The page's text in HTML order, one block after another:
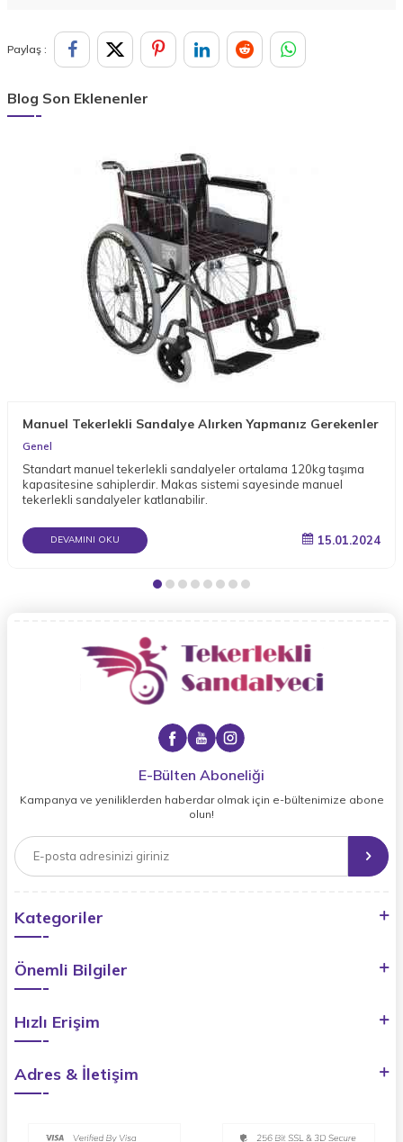
Paylaş :
Blog Son Eklenenler
Manuel Tekerlekli Sandalye Alırken Yapmanız Gerekenler
Genel
Standart manuel tekerlekli sandalyeler ortalama 120kg taşıma
kapasitesine sahiplerdir. Makas sistemi sayesinde manuel
tekerlekli sandalyeler katlanabilir.
DEVAMINI OKU 15.01.2024
E-Bülten Aboneliği
Kampanya ve yeniliklerden haberdar olmak için e-bültenimize abone
olun!
Kategoriler
Önemli Bilgiler
Hızlı Erişim
Adres & İletişim